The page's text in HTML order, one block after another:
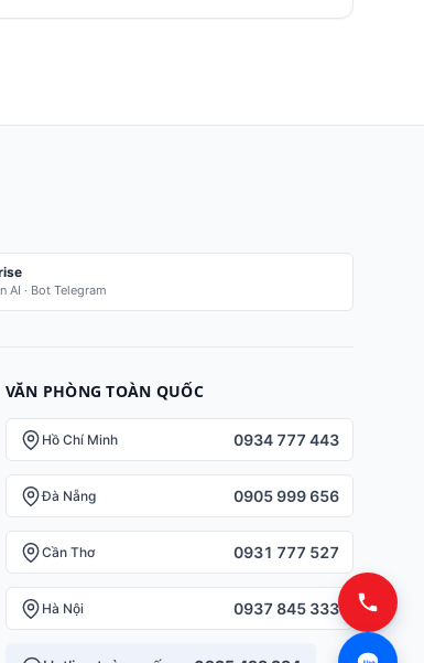
AI · Bot Telegram
VĂN PHÒNG TOÀN QUỐC
Hồ Chí Minh 0934 777 443
Đà Nẵng 0905 999 656
Cần Thơ 0931 777 527
Hà Nội 0937 845 333